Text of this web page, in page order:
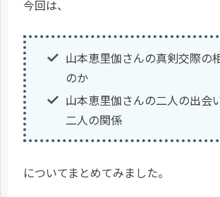
今回は、
山本恵里伽さんの真剣交際の
のか
山本恵里伽さんの二人の出会
二人の関係
についてまとめてみました。